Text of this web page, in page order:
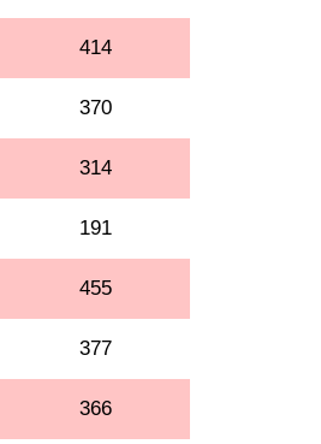
414
370
314
191
455
377
366